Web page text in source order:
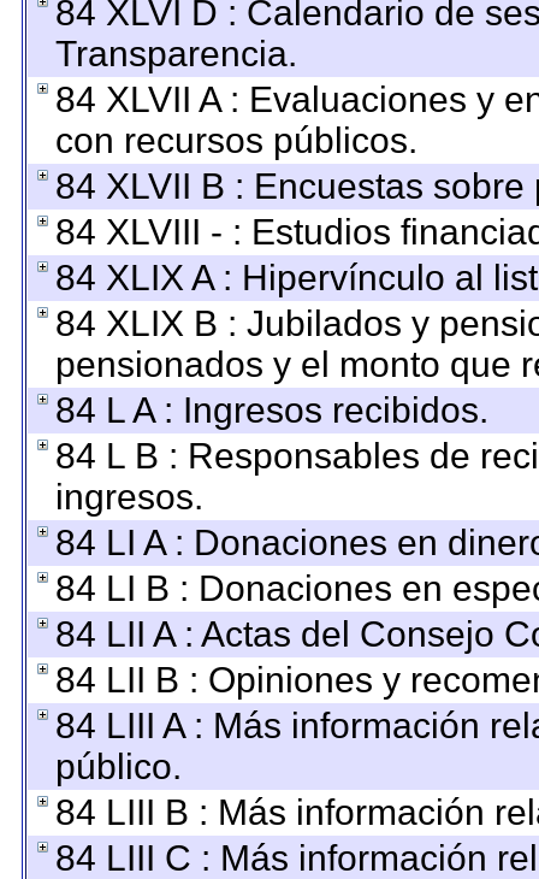
84 XLVI D : Calendario de
Transparencia.
84 XLVII A : Evaluaciones y
con recursos públicos.
84 XLVII B : Encuestas sobre
84 XLVIII - : Estudios
84 XLIX A : Hipervínculo al
84 XLIX B : Jubilados y
pensionados y el monto que
84 L A : Ingresos recibidos.
84 L B : Responsables de
ingresos.
84 LI A : Donaciones en
84 LI B : Donaciones en
84 LII A : Actas del Consejo
84 LII B : Opiniones y
84 LIII A : Más información
público.
84 LIII B : Más información
84 LIII C : Más información